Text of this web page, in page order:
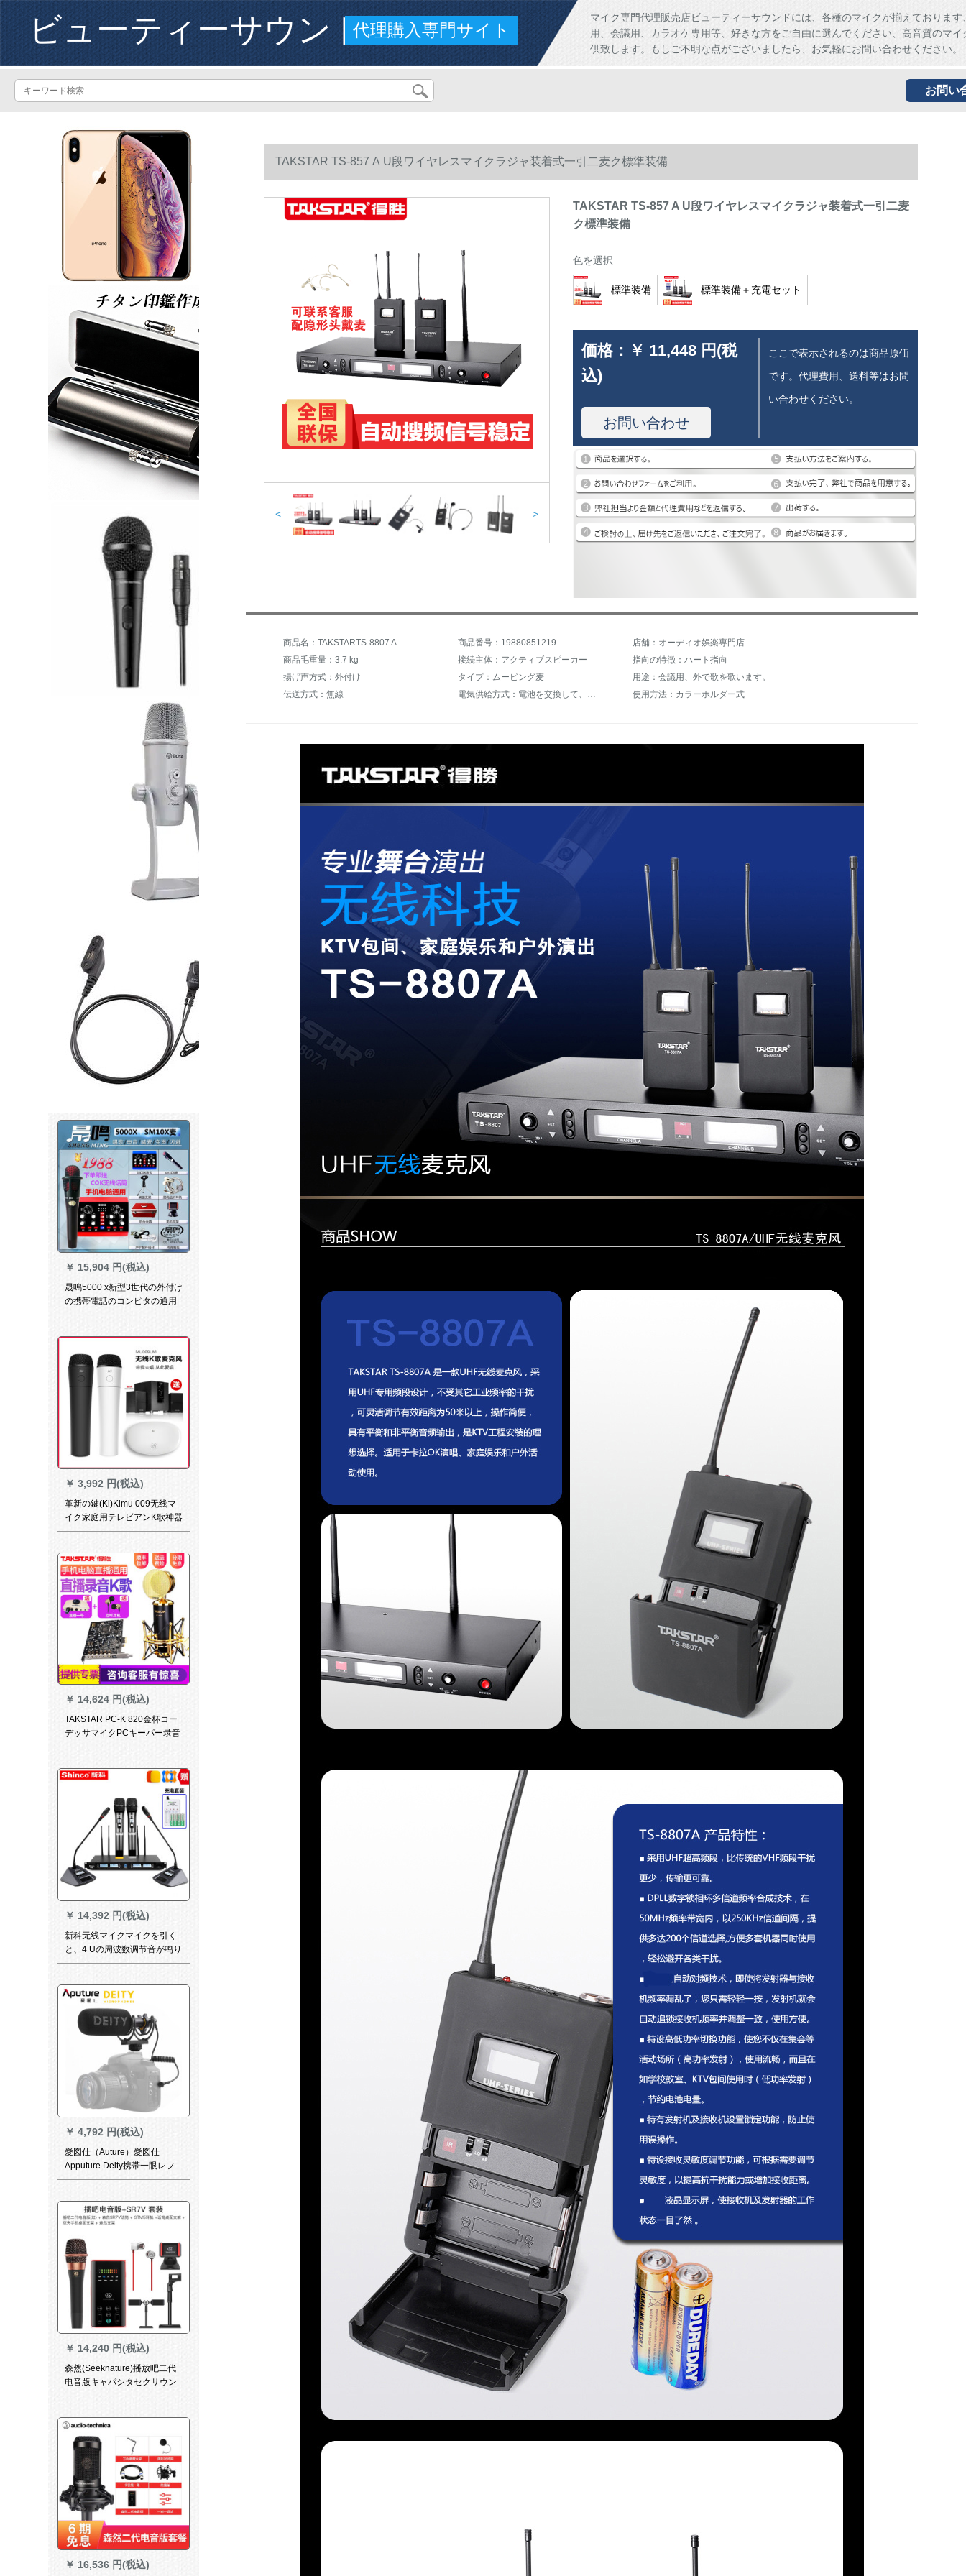
ビューティーサウンド代理購入専門サイト
マイク専門代理販売店ビューティーサウンドには、各種のマイクが揃えております
用、会議用、カラオケ専用等、好きな方をご自由に選んでください、高音質のマイ
供致します。もしご不明な点がございましたら、お気軽にお問い合わせください。
お問い
￥ 15,904 円(税込)
晟鳴5000 x新型3世代の外付け
の携帯電話のコンピタの通用
する生放送の音カドは1キーボ
変化の速さの手の火山の映り
のお客さんの全国民のK歌の調
音台の音カド
￥ 3,992 円(税込)
革新の鍵(Ki)Kimu 009无线マ
イク家庭用テレビアンK歌神器
第二家庭カラオケ会议マイク
￥ 14,624 円(税込)
TAKSTAR PC-K 820金杯コー
デッサマイクPCキーパー录音
ネクタックK歌生放送设备サウ
A 5セクト
￥ 14,392 円(税込)
新科无线マイクマイクを引く
と、4 Uの周波数调节音が鸣り
ます。専门会议のデカストに
の首を胁かすKTVスピリット
会员がトレニング2会议を行
う。
￥ 4,792 円(税込)
愛図仕（Auture）愛図仕
Apputure Deity携帯一眼レフ
録音麦パソコンビデオマイク
￥ 14,240 円(税込)
森然(Seeknature)播放吧二代
电音版キャパシタセクサウン
ドカード映写客快播呼麦录音K
7 Vサントラ版(赤)
￥ 16,536 円(税込)
TAKSTAR TS-857 A U段ワイヤレスマイクラジャ装着式一引二麦ク標準装備
< >
TAKSTAR TS-857 A U段ワイヤレスマイクラジャ装着式一引二麦
ク標準装備
色を選択
標準装備 標準装備＋充電セット
価格： ￥ 11,448 円(税
込)
お問い合わせ
ここで表示されるのは商品原価
です。代理費用、送料等はお問
い合わせください。
商品名：TAKSTARTS-8807 A 商品番号：19880851219
店舗：オーディオ娯楽専門店
商品毛重量：3.7 kg
接続主体：アクティブスピーカー
指向の特徴：ハート指向
揚げ声方式：外付け
タイプ：ムービング麦
用途：会議用、外で歌を歌います。
伝送方式：無線
電気供給方式：電池を交換して、外部に電気を供給することができます。 使用方法：カラーホルダー式